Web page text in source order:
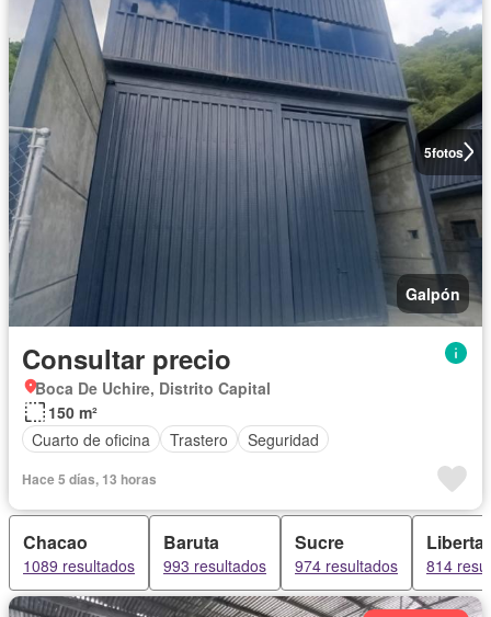
5fotos
Galpón
Consultar precio
Boca De Uchire, Distrito Capital
150 m²
Cuarto de oficina
Trastero Seguridad
Hace 5 días, 13 horas
Chacao
1089 resultados
Baruta
993 resultados
Sucre
974 resultados 814